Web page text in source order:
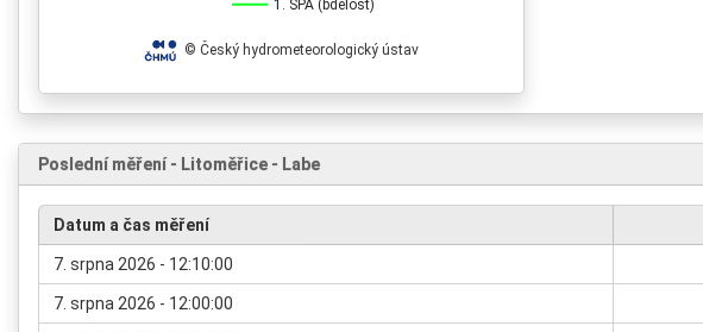
1. SPA (bdělost)
© Český hydrometeorologický ústav
Poslední měření - Litoměřice - Labe
Datum a čas měření
7. srpna 2026 - 12:10:00
7. srpna 2026 - 12:00:00